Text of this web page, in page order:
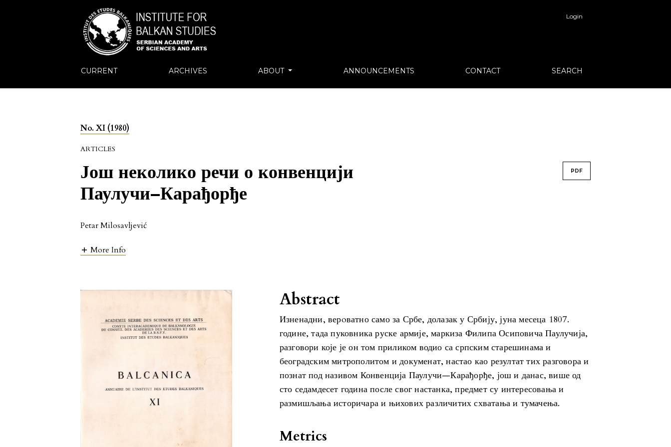
Login
CURRENT ARCHIVES ABOUT ANNOUNCEMENTS CONTACT SEARCH
No. XI (1980)
ARTICLES
Још неколико речи о конвенцији
Паулучи–Карађорђе
PDF
Petar Milosavljević
More Info
Abstract
Изненадни, верoватно само за Србе, долазак у Србију, јуна месеца 1807.
године, тада пуковника руске армије, маркиза Филипа Осиповича Паулучија,
разговори које је он том приликом водио са српским старешинама и
београдским митрополитом и докуменат, настао као резултат тих разговора и
познат под називом Конвенција Паулучи—Карађорђе, још и данас, више од
сто седамдесет година после свог настанка, предмет су интересовања и
размишљања историчара и њихових различитих схватања и тумачења.
Metrics